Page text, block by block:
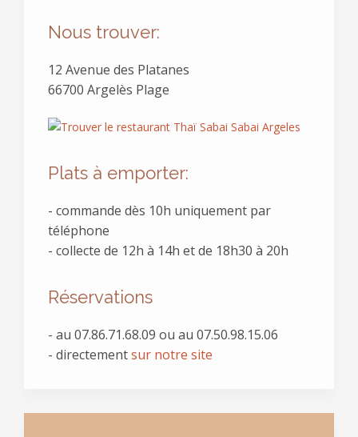
Nous trouver:
12 Avenue des Platanes
66700 Argelès Plage
Plats à emporter:
- commande dès 10h uniquement par
téléphone
- collecte de 12h à 14h et de 18h30 à 20h
Réservations
- au 07.86.71.68.09 ou au 07.50.98.15.06
- directementsur notre site